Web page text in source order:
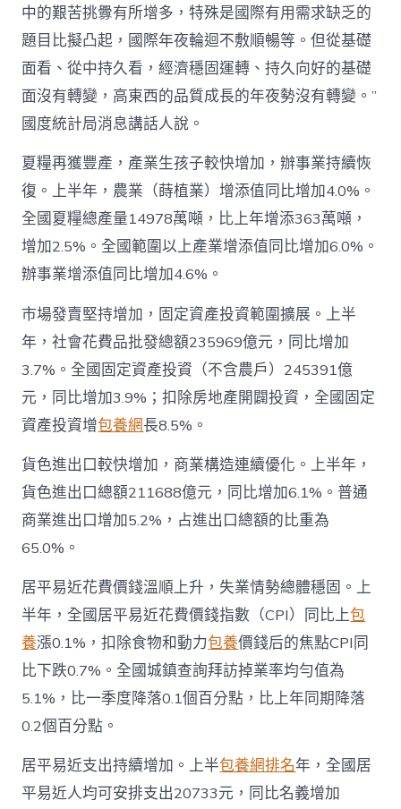
中的艱苦挑釁有所增多，特殊是國際有用需求缺乏的
題目比擬凸起，國際年夜輪迴不敷順暢等。但從基礎
面看、從中持久看，經濟穩固運轉、持久向好的基礎
面沒有轉變，高東西的品質成長的年夜勢沒有轉變。”
國度統計局消息講話人說。
夏糧再獲豐產，產業生孩子較快增加，辦事業持續恢
復。上半年，農業（蒔植業）增添值同比增加4.0%。
全國夏糧總產量14978萬噸，比上年增添363萬噸，
增加2.5%。全國範圍以上產業增添值同比增加6.0%。
辦事業增添值同比增加4.6%。
市場發賣堅持增加，固定資產投資範圍擴展。上半
年，社會花費品批發總額235969億元，同比增加
3.7%。全國固定資產投資（不含農戶）245391億
元，同比增加3.9%；扣除房地產開闢投資，全國固定
資產投資增包養網長8.5%。
貨色進出口較快增加，商業構造連續優化。上半年，
貨色進出口總額211688億元，同比增加6.1%。普通
商業進出口增加5.2%，占進出口總額的比重為
65.0%。
居平易近花費價錢溫順上升，失業情勢總體穩固。上
半年，全國居平易近花費價錢指數（CPI）同比上包
養漲0.1%，扣除食物和動力包養價錢后的焦點CPI同
比下跌0.7%。全國城鎮查詢拜訪掉業率均勻值為
5.1%，比一季度降落0.1個百分點，比上年同期降落
0.2個百分點。
居平易近支出持續增加。上半包養網排名年，全國居
平易近人均可安排支出20733元，同比名義增加